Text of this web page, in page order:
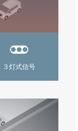
３灯式信号